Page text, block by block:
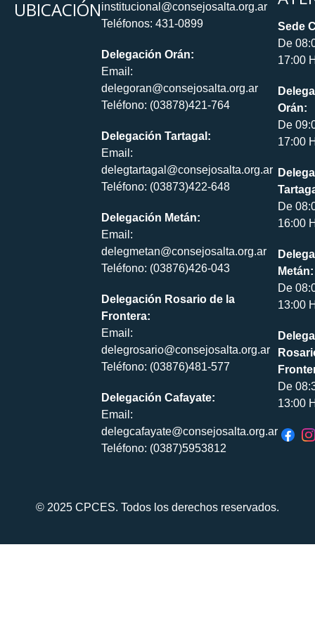
UBICACIÓNinstitucional@consejosalta.org.ar
Teléfonos: 431-0899
Delegación Orán:
Email:
delegoran@consejosalta.org.ar
Teléfono: (03878)421-764
Delegación Tartagal:
Email:
delegtartagal@consejosalta.org.ar
Teléfono: (03873)422-648
Delegación Metán:
Email:
delegmetan@consejosalta.org.ar
Teléfono: (03876)426-043
Delegación Rosario de la
Frontera:
Email:
delegrosario@consejosalta.org.ar
Teléfono: (03876)481-577
Delegación Cafayate:
Email:
delegcafayate@consejosalta.org.ar
Teléfono: (0387)5953812
Sede
De
17:00
Orán:
De
17:00
De
16:00
Metán:
De
13:00
De
13:00
© 2025 CPCES. Todos los derechos reservados.